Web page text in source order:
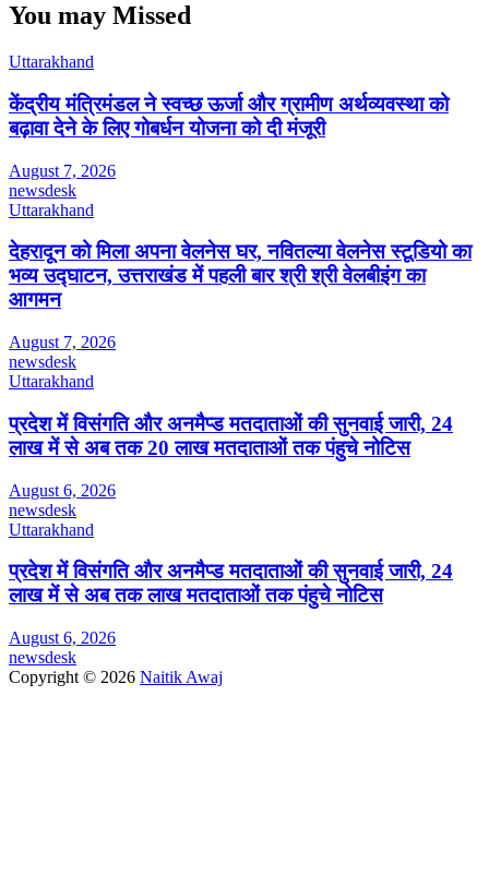
You may Missed
Uttarakhand
केंद्रीय मंत्रिमंडल ने स्वच्छ ऊर्जा और ग्रामीण अर्थव्यवस्था को
बढ़ावा देने के लिए गोबर्धन योजना को दी मंजूरी
August 7, 2026
newsdesk
Uttarakhand
देहरादून को मिला अपना वेलनेस घर, नवितल्या वेलनेस स्टूडियो का
भव्य उद्घाटन, उत्तराखंड में पहली बार श्री श्री वेलबीइंग का
आगमन
August 7, 2026
newsdesk
Uttarakhand
प्रदेश में विसंगति और अनमैप्ड मतदाताओं की सुनवाई जारी, 24
लाख में से अब तक 20 लाख मतदाताओं तक पंहुचे नोटिस
August 6, 2026
newsdesk
Uttarakhand
प्रदेश में विसंगति और अनमैप्ड मतदाताओं की सुनवाई जारी, 24
लाख में से अब तक लाख मतदाताओं तक पंहुचे नोटिस
August 6, 2026
newsdesk
Copyright © 2026 Naitik Awaj